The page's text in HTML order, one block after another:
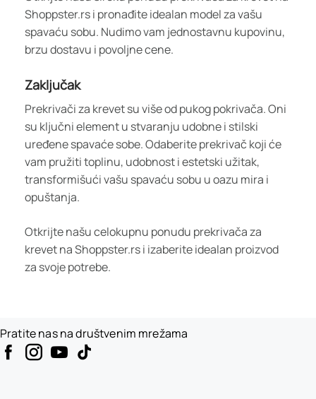
Shoppster.rs i pronađite idealan model za vašu
spavaću sobu. Nudimo vam jednostavnu kupovinu,
brzu dostavu i povoljne cene.
Zaključak
Prekrivači za krevet su više od pukog pokrivača. Oni
su ključni element u stvaranju udobne i stilski
uređene spavaće sobe. Odaberite prekrivač koji će
vam pružiti toplinu, udobnost i estetski užitak,
transformišući vašu spavaću sobu u oazu mira i
opuštanja.
Otkrijte našu celokupnu ponudu prekrivača za
krevet na Shoppster.rs i izaberite idealan proizvod
za svoje potrebe.
Pratite nas na društvenim mrežama